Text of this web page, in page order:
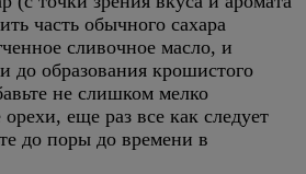
часть обычного сахара
сливочное масло, и
до образования крошистого
не слишком мелко
еще раз все как следует
до поры до времени в